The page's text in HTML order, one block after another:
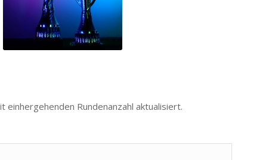
Rundenanzahl aktualisiert.